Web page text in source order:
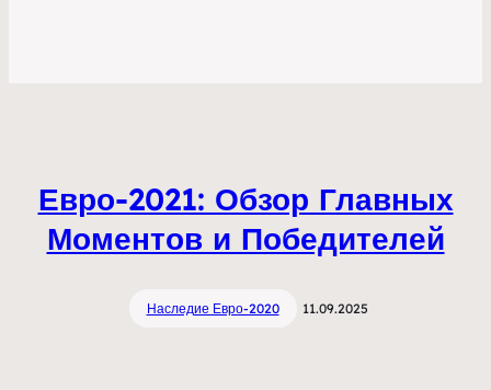
Евро-2021: Обзор Главных
Моментов и Победителей
Наследие Евро-2020 11.09.2025